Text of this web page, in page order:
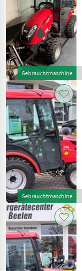
Gebrauchtmaschine
Gebrauchtmaschine